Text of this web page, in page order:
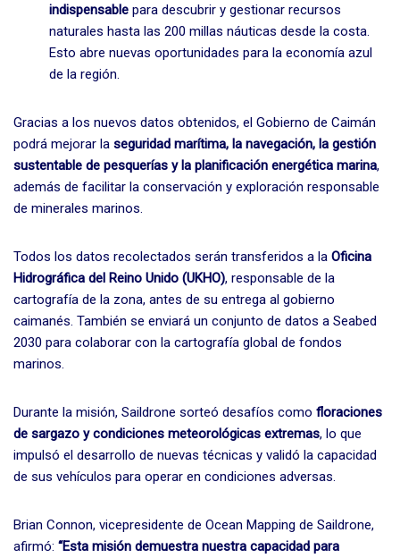
indispensable para descubrir y gestionar recursos
naturales hasta las 200 millas náuticas desde la costa.
Esto abre nuevas oportunidades para la economía azul
de la región.
Gracias a los nuevos datos obtenidos, el Gobierno de Caimán
podrá mejorar la seguridad marítima, la navegación, la gestión
sustentable de pesquerías y la planificación energética marina,
además de facilitar la conservación y exploración responsable
de minerales marinos.
Todos los datos recolectados serán transferidos a la Oficina
Hidrográfica del Reino Unido (UKHO), responsable de la
cartografía de la zona, antes de su entrega al gobierno
caimanés. También se enviará un conjunto de datos a Seabed
2030 para colaborar con la cartografía global de fondos
marinos.
Durante la misión, Saildrone sorteó desafíos como floraciones
de sargazo y condiciones meteorológicas extremas, lo que
impulsó el desarrollo de nuevas técnicas y validó la capacidad
de sus vehículos para operar en condiciones adversas.
Brian Connon, vicepresidente de Ocean Mapping de Saildrone,
afirmó: “Esta misión demuestra nuestra capacidad para